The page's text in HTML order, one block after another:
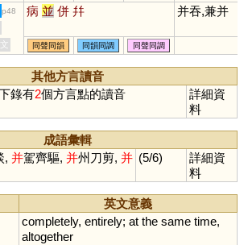
p48 病 並 併 幷 并吞,兼并
同聲同韻 同韻同調 同聲同調
其他方言讀音
錄有2個方言點的讀音
詳細資
料
成語彙輯
, 并駕齊驅, 并州刀剪, 并 (5/6)
詳細資
料
英文意義
completely, entirely; at the same time,
altogether